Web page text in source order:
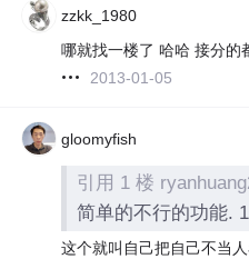
zzkk_1980
哪就找一楼了 哈哈 接分的
2013-01-05
gloomyfish
引用 1 楼
简单的不行的功能.
这个就叫自己把自己不当